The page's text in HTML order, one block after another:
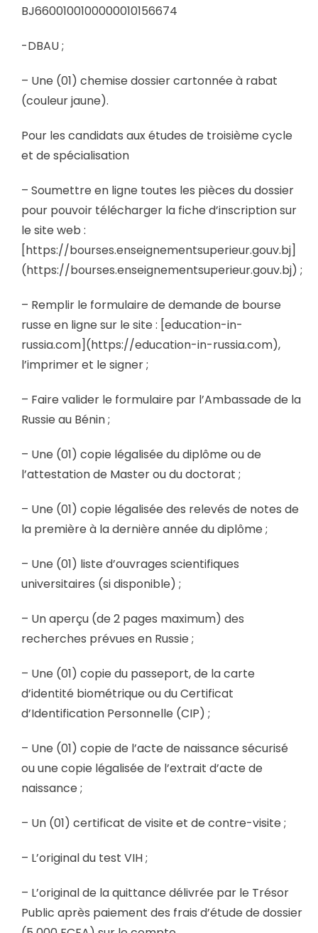
BJ6600100100000010156674
-DBAU ;
– Une (01) chemise dossier cartonnée à rabat
(couleur jaune).
Pour les candidats aux études de troisième cycle
et de spécialisation
– Soumettre en ligne toutes les pièces du dossier
pour pouvoir télécharger la fiche d’inscription sur
le site web :
[https://bourses.enseignementsuperieur.gouv.bj]
(https://bourses.enseignementsuperieur.gouv.bj) ;
– Remplir le formulaire de demande de bourse
russe en ligne sur le site : [education-in-
russia.com](https://education-in-russia.com),
l’imprimer et le signer ;
– Faire valider le formulaire par l’Ambassade de la
Russie au Bénin ;
– Une (01) copie légalisée du diplôme ou de
l’attestation de Master ou du doctorat ;
– Une (01) copie légalisée des relevés de notes de
la première à la dernière année du diplôme ;
– Une (01) liste d’ouvrages scientifiques
universitaires (si disponible) ;
– Un aperçu (de 2 pages maximum) des
recherches prévues en Russie ;
– Une (01) copie du passeport, de la carte
d’identité biométrique ou du Certificat
d’Identification Personnelle (CIP) ;
– Une (01) copie de l’acte de naissance sécurisé
ou une copie légalisée de l’extrait d’acte de
naissance ;
– Un (01) certificat de visite et de contre-visite ;
– L’original du test VIH ;
– L’original de la quittance délivrée par le Trésor
Public après paiement des frais d’étude de dossier